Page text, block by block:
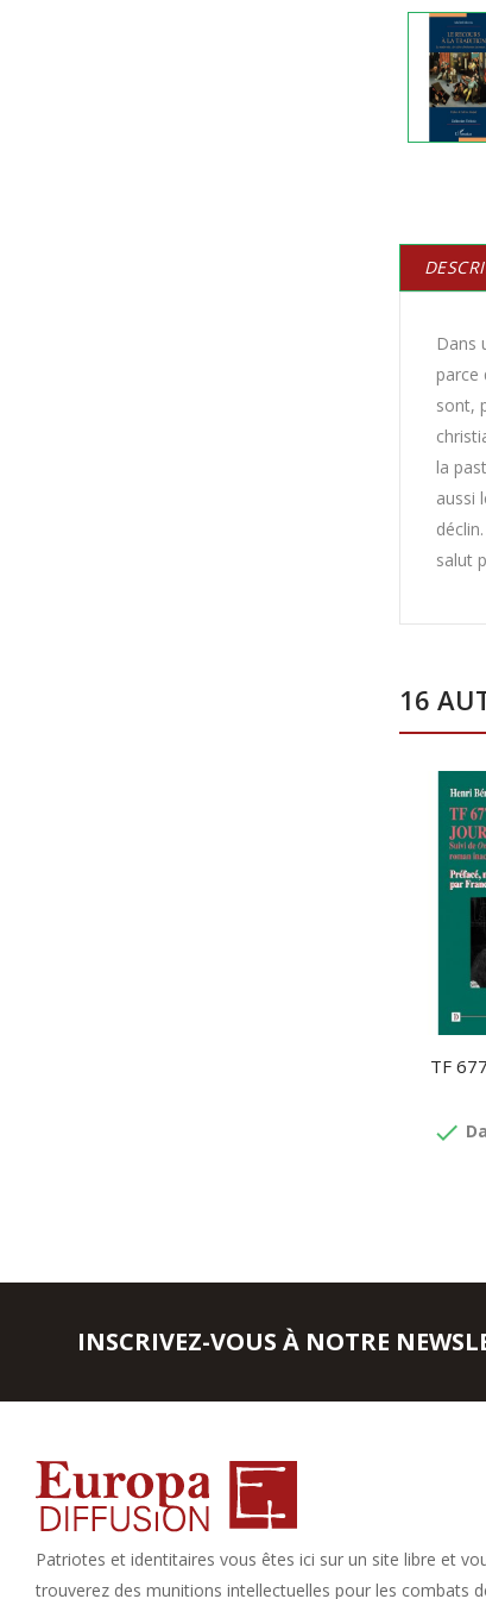
Dans
parce
sont,
la
aussi
salut
16
TF
done
INSCRIVEZ-VOUS À NOTRE
Patriotes et identitaires vous êtes ici sur un site libre et
trouverez des munitions intellectuelles pour les combats